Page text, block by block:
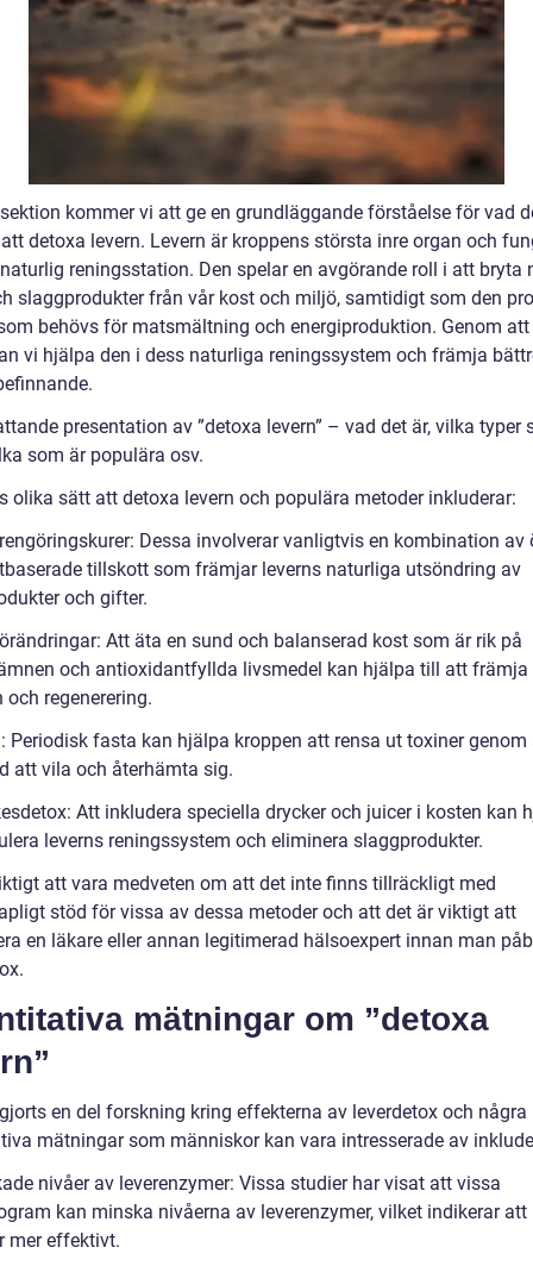
kommer vi att ge en grundläggande förståelse för vad
detoxa levern. Levern är kroppens största inre organ och
reningsstation. Den spelar en avgörande roll i att bryta
slaggprodukter från vår kost och miljö, samtidigt som den
behövs för matsmältning och energiproduktion. Genom
vi hjälpa den i dess naturliga reningssystem och främja
presentation av ”detoxa levern” – vad det är, vilka typer
som är populära osv.
olika sätt att detoxa levern och populära metoder inkluderar:
Dessa involverar vanligtvis en kombination av
tillskott som främjar leverns naturliga utsöndring av
och gifter.
Att äta en sund och balanserad kost som är rik på
och antioxidantfyllda livsmedel kan hjälpa till att främja
regenerering.
Periodisk fasta kan hjälpa kroppen att rensa ut toxiner genom
att vila och återhämta sig.
Att inkludera speciella drycker och juicer i kosten kan
leverns reningssystem och eliminera slaggprodukter.
att vara medveten om att det inte finns tillräckligt med
stöd för vissa av dessa metoder och att det är viktigt att
en läkare eller annan legitimerad hälsoexpert innan man
mätningar om ”detoxa
en del forskning kring effekterna av leverdetox och några
mätningar som människor kan vara intresserade av
nivåer av leverenzymer: Vissa studier har visat att vissa
kan minska nivåerna av leverenzymer, vilket indikerar att
mer effektivt.